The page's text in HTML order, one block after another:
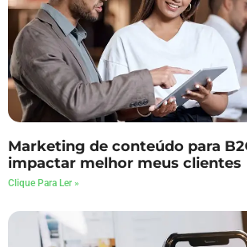
Marketing de conteúdo para
impactar melhor meus clientes
Clique Para Ler »